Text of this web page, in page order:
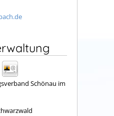
Schönau im